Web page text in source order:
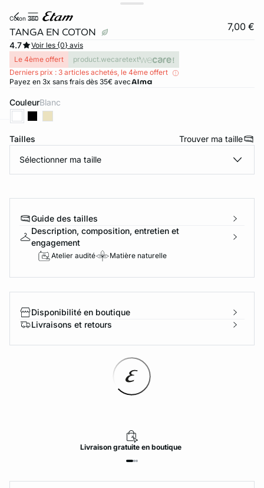
coton 360
TANGA EN COTON 7,00 €
4.7
Voir les {0} avis
Le 4ème offert
product.wecaretext
Derniers prix : 3 articles achetés, le 4ème offert
Payez en 3x sans frais dès 35€ avec
Couleur blanc
Tailles Trouver ma taille
Sélectionner ma taille
Guide des tailles
Description, composition, entretien et
engagement
Atelier audité Matière naturelle
Disponibilité en boutique
Livraisons et retours
Livraisongratuiteen boutique